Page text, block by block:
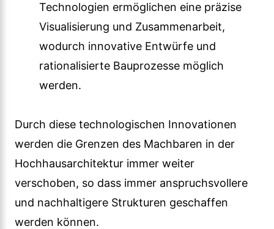
Technologien ermöglichen eine präzise
Visualisierung und Zusammenarbeit,
wodurch innovative Entwürfe und
rationalisierte Bauprozesse möglich
werden.
Durch diese technologischen Innovationen
werden die Grenzen des Machbaren in der
Hochhausarchitektur immer weiter
verschoben, so dass immer anspruchsvollere
und nachhaltigere Strukturen geschaffen
werden können.